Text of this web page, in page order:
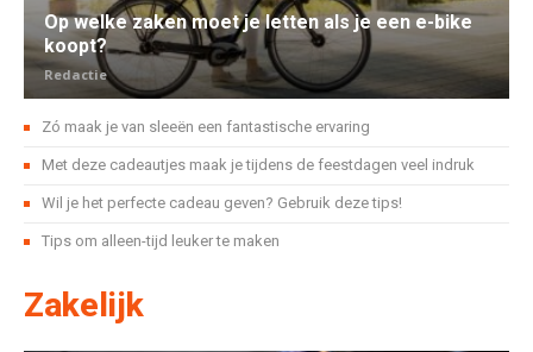
Op welke zaken moet je letten als je een e-bike
koopt?
Redactie
Zó maak je van sleeën een fantastische ervaring
Met deze cadeautjes maak je tijdens de feestdagen veel indruk
Wil je het perfecte cadeau geven? Gebruik deze tips!
Tips om alleen-tijd leuker te maken
Zakelijk